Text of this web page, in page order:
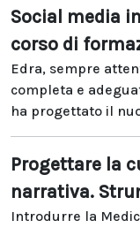
Social media
corso di
Edra, sempre
completa e
ha progettato il
Progettare la
narrativa.
Introdurre la